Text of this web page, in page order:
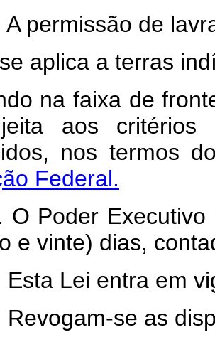
A permissão de
aplica a terras
na faixa de
aos
nos termos
Federal.
O Poder
e vinte) dias,
Esta Lei entra em
Revogam-se as